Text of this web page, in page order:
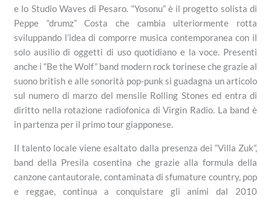
e lo Studio Waves di Pesaro. “Yosonu” è il progetto solista di
Peppe “drumz” Costa che cambia ulteriormente rotta
sviluppando l’idea di comporre musica contemporanea con il
solo ausilio di oggetti di uso quotidiano e la voce. Presenti
anche i “Be the Wolf” band modern rock torinese che grazie al
suono british e alle sonorità pop-punk si guadagna un articolo
sul numero di marzo del mensile Rolling Stones ed entra di
diritto nella rotazione radiofonica di Virgin Radio. La band è
in partenza per il primo tour giapponese.
Il talento locale viene esaltato dalla presenza dei “Villa Zuk”,
band della Presila cosentina che grazie alla formula della
canzone cantautorale, contaminata di sfumature country, pop
e reggae, continua a conquistare gli animi dal 2010